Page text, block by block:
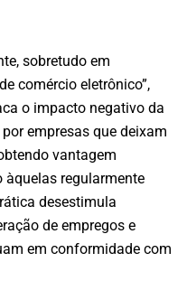
sobretudo em
comércio eletrônico”,
o impacto negativo da
empresas que deixam
vantagem
regularmente
desestimula
de empregos e
em conformidade com